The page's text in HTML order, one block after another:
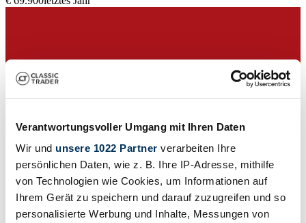
Verantwortungsvoller Umgang mit Ihren Daten
Wir und unsere 1022 Partner verarbeiten Ihre
persönlichen Daten, wie z. B. Ihre IP-Adresse, mithilfe
von Technologien wie Cookies, um Informationen auf
Ihrem Gerät zu speichern und darauf zuzugreifen und so
personalisierte Werbung und Inhalte, Messungen von